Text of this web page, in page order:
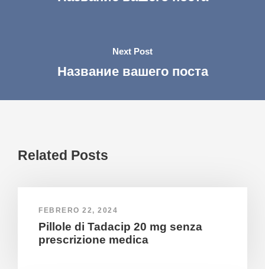
Next Post
Название вашего поста
Related Posts
FEBRERO 22, 2024
Pillole di Tadacip 20 mg senza
prescrizione medica